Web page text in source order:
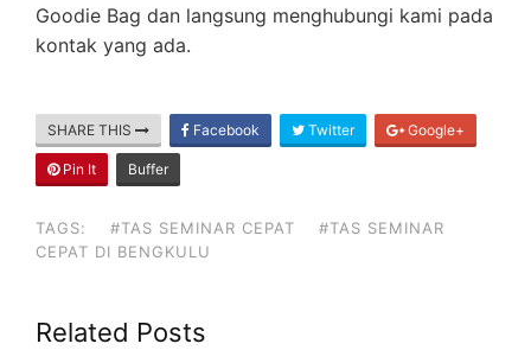
Goodie Bag dan langsung menghubungi kami pada
kontak yang ada.
SHARE THIS Facebook Twitter Google+
Pin It Buffer
TAGS: #TAS SEMINAR CEPAT
#TAS SEMINAR
CEPAT DI BENGKULU
Related Posts